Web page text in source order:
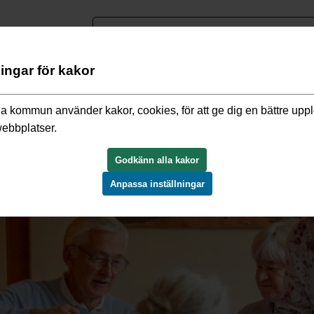
för kakor
kommun använder kakor, cookies, för att ge dig en bättre
Godkänn alla kakor
Anpassa inställningar